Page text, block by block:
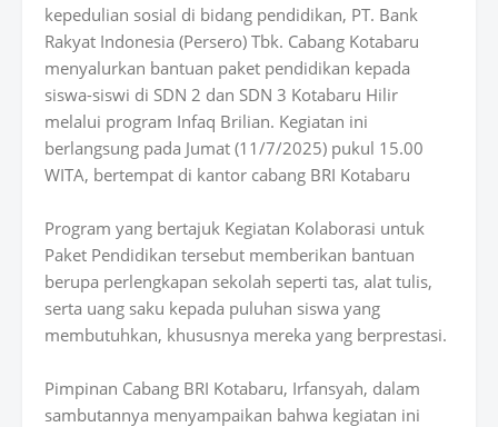
kepedulian sosial di bidang pendidikan, PT. Bank
Rakyat Indonesia (Persero) Tbk. Cabang Kotabaru
menyalurkan bantuan paket pendidikan kepada
siswa-siswi di SDN 2 dan SDN 3 Kotabaru Hilir
melalui program Infaq Brilian. Kegiatan ini
berlangsung pada Jumat (11/7/2025) pukul 15.00
WITA, bertempat di kantor cabang BRI Kotabaru
Program yang bertajuk Kegiatan Kolaborasi untuk
Paket Pendidikan tersebut memberikan bantuan
berupa perlengkapan sekolah seperti tas, alat tulis,
serta uang saku kepada puluhan siswa yang
membutuhkan, khususnya mereka yang berprestasi.
Pimpinan Cabang BRI Kotabaru, Irfansyah, dalam
sambutannya menyampaikan bahwa kegiatan ini